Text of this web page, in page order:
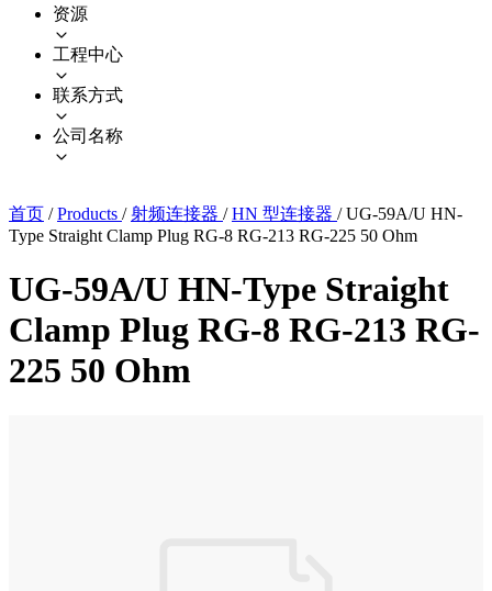
资源
工程中心
联系方式
公司名称
首页 / Products / 射频连接器 / HN 型连接器 / UG-59A/U HN-
Type Straight Clamp Plug RG-8 RG-213 RG-225 50 Ohm
UG-59A/U HN-Type Straight
Clamp Plug RG-8 RG-213 RG-
225 50 Ohm